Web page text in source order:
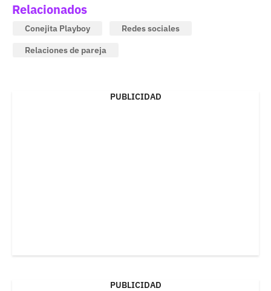
Relacionados
Conejita Playboy
Redes sociales
Relaciones de pareja
PUBLICIDAD
PUBLICIDAD